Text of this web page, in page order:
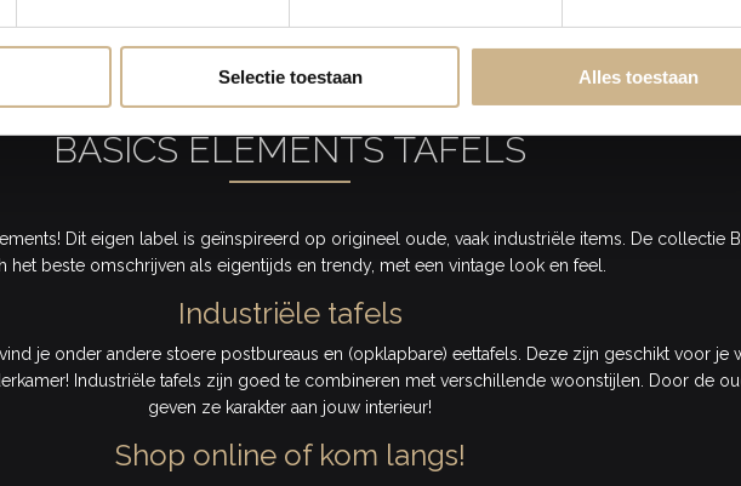
Selectie toestaan Alles toestaan
BASICS ELEMENTS TAFELS
Dit eigen label is geïnspireerd op origineel oude, vaak industriële items. De collectie
het beste omschrijven als eigentijds en trendy, met een vintage look en feel.
Industriële tafels
je onder andere stoere postbureaus en (opklapbare) eettafels. Deze zijn geschikt voor je
Industriële tafels zijn goed te combineren met verschillende woonstijlen. Door de
geven ze karakter aan jouw interieur!
Shop online of kom langs!